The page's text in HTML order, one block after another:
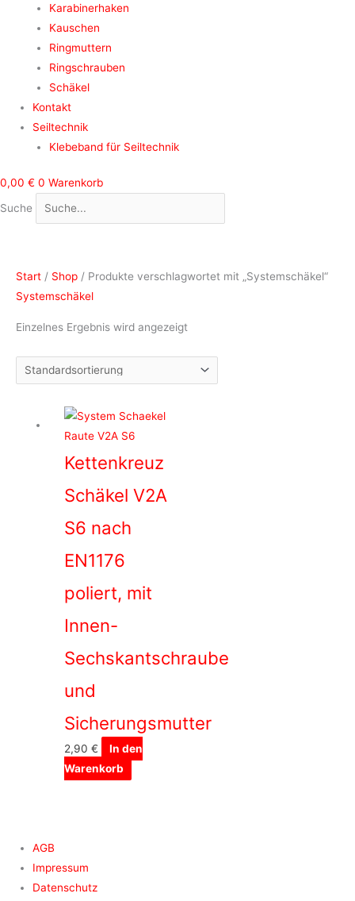
Karabinerhaken
Kauschen
Ringmuttern
Ringschrauben
Schäkel
Kontakt
Seiltechnik
Klebeband für Seiltechnik
0,00 € 0 Warenkorb
Suche
Start / Shop / Produkte verschlagwortet mit „Systemschäkel“
Systemschäkel
Einzelnes Ergebnis wird angezeigt
Kettenkreuz
Schäkel V2A
S6 nach
EN1176
poliert, mit
Innen-
Sechskantschraube
und
Sicherungsmutter
2,90€
In den
Warenkorb
AGB
Impressum
Datenschutz